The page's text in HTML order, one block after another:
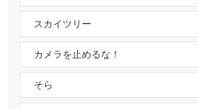
スカイツリー
カメラを止めるな！
そら